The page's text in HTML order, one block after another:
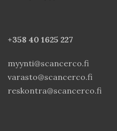
+358 40 1625 227
myynti@scancerco.fi
varasto@scancerco.fi
reskontra@scancerco.fi